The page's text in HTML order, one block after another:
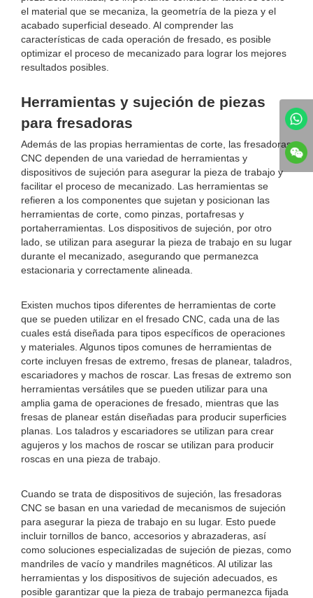
el material que se mecaniza, la geometría de la pieza y el
acabado superficial deseado. Al comprender las
características de cada operación de fresado, es posible
optimizar el proceso de mecanizado para lograr los mejores
resultados posibles.
Herramientas y sujeción de piezas
para fresadoras
Además de las propias herramientas de corte, las fresadoras
CNC dependen de una variedad de herramientas y
dispositivos de sujeción para asegurar la pieza de trabajo y
facilitar el proceso de mecanizado. Las herramientas se
refieren a los componentes que sujetan y posicionan las
herramientas de corte, como pinzas, portafresas y
portaherramientas. Los dispositivos de sujeción, por otro
lado, se utilizan para asegurar la pieza de trabajo en su lugar
durante el mecanizado, asegurando que permanezca
estacionaria y correctamente alineada.
Existen muchos tipos diferentes de herramientas de corte
que se pueden utilizar en el fresado CNC, cada una de las
cuales está diseñada para tipos específicos de operaciones
y materiales. Algunos tipos comunes de herramientas de
corte incluyen fresas de extremo, fresas de planear, taladros,
escariadores y machos de roscar. Las fresas de extremo son
herramientas versátiles que se pueden utilizar para una
amplia gama de operaciones de fresado, mientras que las
fresas de planear están diseñadas para producir superficies
planas. Los taladros y escariadores se utilizan para crear
agujeros y los machos de roscar se utilizan para producir
roscas en una pieza de trabajo.
Cuando se trata de dispositivos de sujeción, las fresadoras
CNC se basan en una variedad de mecanismos de sujeción
para asegurar la pieza de trabajo en su lugar. Esto puede
incluir tornillos de banco, accesorios y abrazaderas, así
como soluciones especializadas de sujeción de piezas, como
mandriles de vacío y mandriles magnéticos. Al utilizar las
herramientas y los dispositivos de sujeción adecuados, es
posible garantizar que la pieza de trabajo permanezca fijada